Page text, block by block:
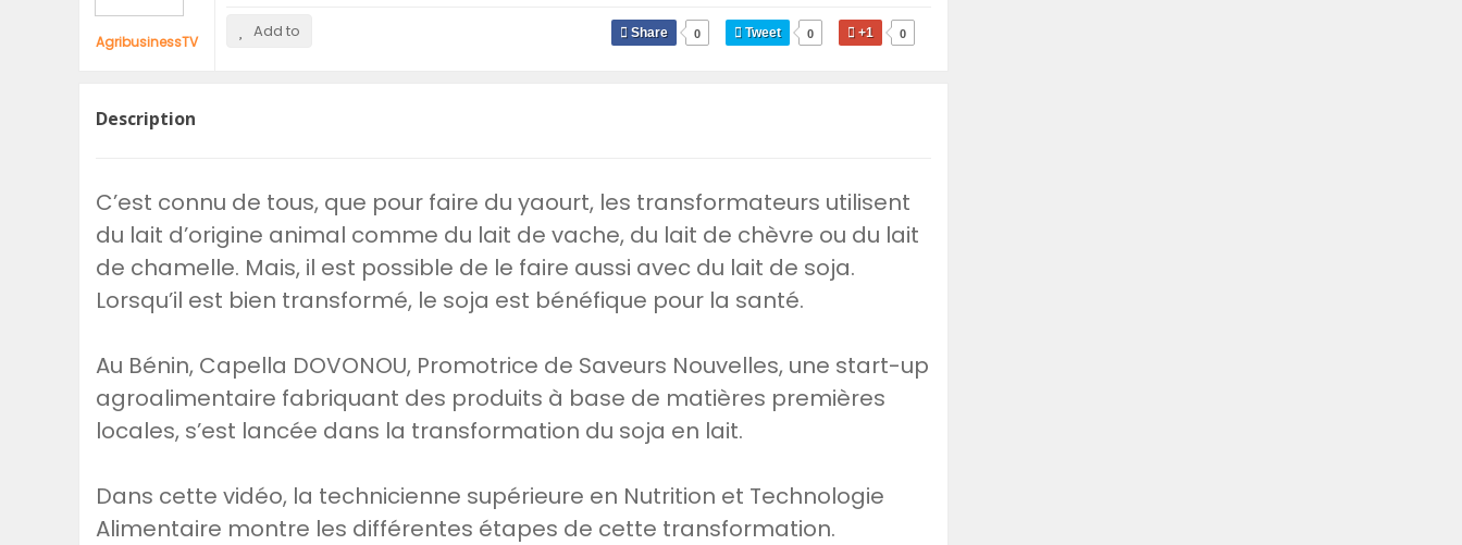
AgribusinessTV
Add to Share 0 Tweet 0 +1 0
Description
C’est connu de tous, que pour faire du yaourt, les transformateurs utilisent
du lait d’origine animal comme du lait de vache, du lait de chèvre ou du lait
de chamelle. Mais, il est possible de le faire aussi avec du lait de soja.
Lorsqu’il est bien transformé, le soja est bénéfique pour la santé.
Au Bénin, Capella DOVONOU, Promotrice de Saveurs Nouvelles, une start-up
agroalimentaire fabriquant des produits à base de matières premières
locales, s’est lancée dans la transformation du soja en lait.
Dans cette vidéo, la technicienne supérieure en Nutrition et Technologie
Alimentaire montre les différentes étapes de cette transformation.